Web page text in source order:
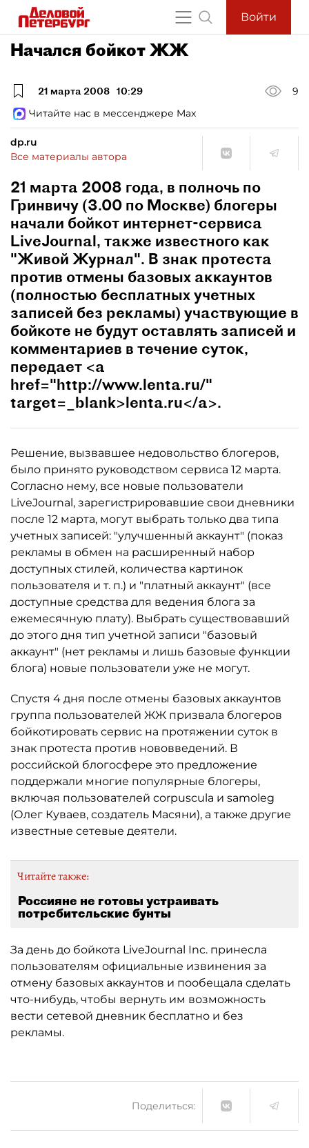
Войти
Начался бойкот ЖЖ
21 марта 2008 10:29
9
Читайте нас в мессенджере Max
dp.ru
Все материалы автора
21 марта 2008 года, в полночь по
Гринвичу (3.00 по Москве) блогеры
начали бойкот интернет-сервиса
LiveJournal, также известного как
"Живой Журнал". В знак протеста
против отмены базовых аккаунтов
(полностью бесплатных учетных
записей без рекламы) участвующие в
бойкоте не будут оставлять записей и
комментариев в течение суток,
передает <a
href="http://www.lenta.ru/"
target=_blank>lenta.ru</a>.
Решение, вызвавшее недовольство блогеров,
было принято руководством сервиса 12 марта.
Согласно нему, все новые пользователи
LiveJournal, зарегистрировавшие свои дневники
после 12 марта, могут выбрать только два типа
учетных записей: "улучшенный аккаунт" (показ
рекламы в обмен на расширенный набор
доступных стилей, количества картинок
пользователя и т. п.) и "платный аккаунт" (все
доступные средства для ведения блога за
ежемесячную плату). Выбрать существовавший
до этого дня тип учетной записи "базовый
аккаунт" (нет рекламы и лишь базовые функции
блога) новые пользователи уже не могут.
Спустя 4 дня после отмены базовых аккаунтов
группа пользователей ЖЖ призвала блогеров
бойкотировать сервис на протяжении суток в
знак протеста против нововведений. В
российской блогосфере это предложение
поддержали многие популярные блогеры,
включая пользователей corpuscula и samoleg
(Олег Куваев, создатель Масяни), а также другие
известные сетевые деятели.
Читайте также:
Россияне не готовы устраивать
потребительские бунты
За день до бойкота LiveJournal Inc. принесла
пользователям официальные извинения за
отмену базовых аккаунтов и пообещала сделать
что-нибудь, чтобы вернуть им возможность
вести сетевой дневник бесплатно и без
рекламы.
Поделиться: